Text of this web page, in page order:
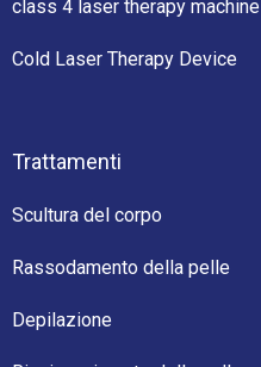
class 4 laser therapy machine
Cold Laser Therapy Device
Trattamenti
Scultura del corpo
Rassodamento della pelle
Depilazione